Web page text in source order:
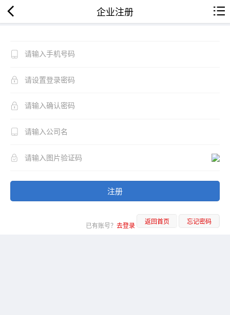
企业注册
注册
已有账号？ 去登录 返回首页 忘记密码